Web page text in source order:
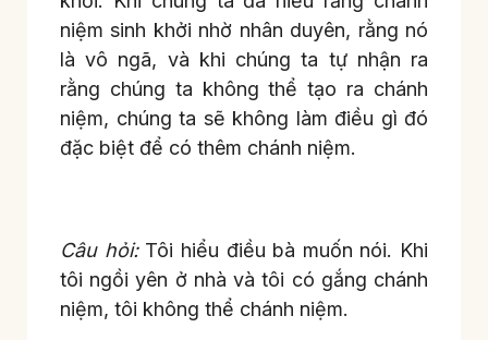
niệm sinh khởi nhờ nhân duyên, rằng nó
là vô ngã, và khi chúng ta tự nhận ra
rằng chúng ta không thể tạo ra chánh
niệm, chúng ta sẽ không làm điều gì đó
đặc biệt để có thêm chánh niệm.
Câu hỏi:Tôi hiểu điều bà muốn nói. Khi
tôi ngồi yên ở nhà và tôi có gắng chánh
niệm, tôi không thể chánh niệm.